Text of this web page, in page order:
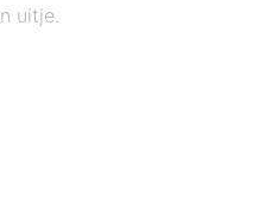
uitje.
bruisende